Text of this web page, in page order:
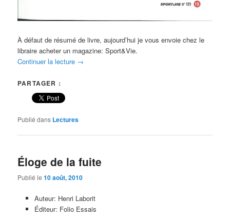
À défaut de résumé de livre, aujourd’hui je vous envoie chez le
libraire acheter un magazine: Sport&Vie.
Continuer la lecture →
PARTAGER :
Publié dans Lectures
Éloge de la fuite
Publié le10 août, 2010
Auteur: Henri Laborit
Éditeur: Folio Essais